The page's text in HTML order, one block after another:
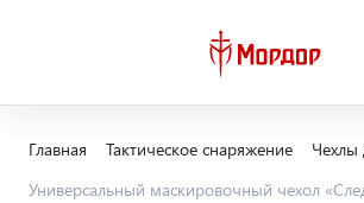
Главная Тактическое снаряжение
Универсальный маскировочный чехол